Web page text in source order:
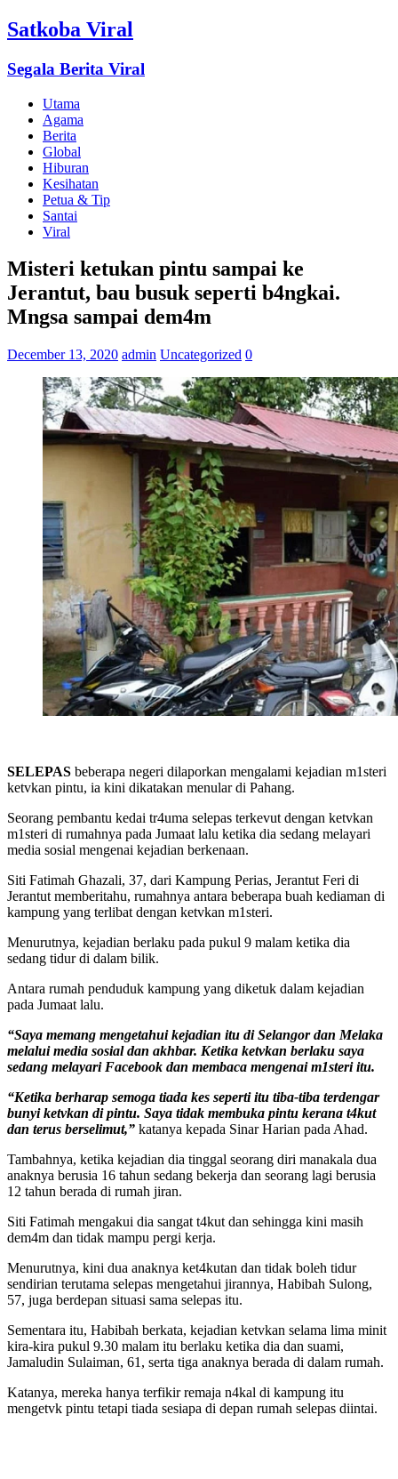
Satkoba Viral
Segala Berita Viral
Utama
Agama
Berita
Global
Hiburan
Kesihatan
Petua & Tip
Santai
Viral
Misteri ketukan pintu sampai ke
Jerantut, bau busuk seperti b4ngkai.
Mngsa sampai dem4m
December 13, 2020 admin Uncategorized 0
SELEPAS beberapa negeri dilaporkan mengalami kejadian m1steri
ketvkan pintu, ia kini dikatakan menular di Pahang.
Seorang pembantu kedai tr4uma selepas terkevut dengan ketvkan
m1steri di rumahnya pada Jumaat lalu ketika dia sedang melayari
media sosial mengenai kejadian berkenaan.
Siti Fatimah Ghazali, 37, dari Kampung Perias, Jerantut Feri di
Jerantut memberitahu, rumahnya antara beberapa buah kediaman di
kampung yang terlibat dengan ketvkan m1steri.
Menurutnya, kejadian berlaku pada pukul 9 malam ketika dia
sedang tidur di dalam bilik.
Antara rumah penduduk kampung yang diketuk dalam kejadian
pada Jumaat lalu.
“Saya memang mengetahui kejadian itu di Selangor dan Melaka
melalui media sosial dan akhbar. Ketika ketvkan berlaku saya
sedang melayari Facebook dan membaca mengenai m1steri itu.
“Ketika berharap semoga tiada kes seperti itu tiba-tiba terdengar
bunyi ketvkan di pintu. Saya tidak membuka pintu kerana t4kut
dan terus berselimut,” katanya kepada Sinar Harian pada Ahad.
Tambahnya, ketika kejadian dia tinggal seorang diri manakala dua
anaknya berusia 16 tahun sedang bekerja dan seorang lagi berusia
12 tahun berada di rumah jiran.
Siti Fatimah mengakui dia sangat t4kut dan sehingga kini masih
dem4m dan tidak mampu pergi kerja.
Menurutnya, kini dua anaknya ket4kutan dan tidak boleh tidur
sendirian terutama selepas mengetahui jirannya, Habibah Sulong,
57, juga berdepan situasi sama selepas itu.
Sementara itu, Habibah berkata, kejadian ketvkan selama lima minit
kira-kira pukul 9.30 malam itu berlaku ketika dia dan suami,
Jamaludin Sulaiman, 61, serta tiga anaknya berada di dalam rumah.
Katanya, mereka hanya terfikir remaja n4kal di kampung itu
mengetvk pintu tetapi tiada sesiapa di depan rumah selepas diintai.